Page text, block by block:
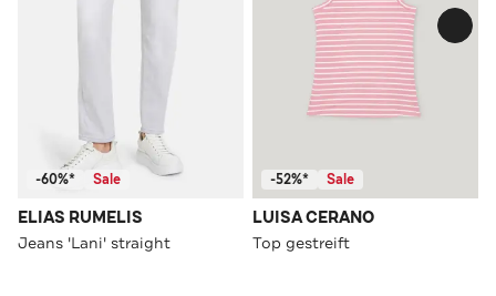
-60%* Sale
ELIAS RUMELIS
Jeans 'Lani' straight
-52%* Sale
LUISA CERANO
Top gestreift